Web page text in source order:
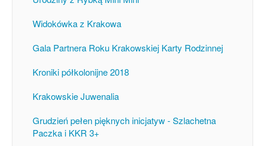
Widokówka z Krakowa
Gala Partnera Roku Krakowskiej Karty Rodzinnej
Kroniki półkolonijne 2018
Krakowskie Juwenalia
Grudzień pełen pięknych inicjatyw - Szlachetna
Paczka i KKR 3+